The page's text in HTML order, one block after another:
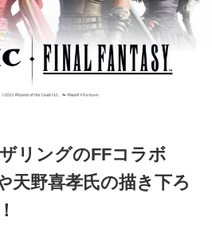
リングのFFコラボ
天野喜孝氏の描き下ろ